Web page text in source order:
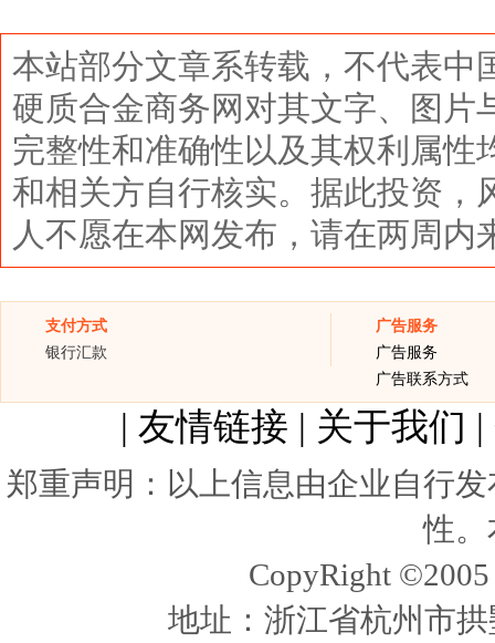
本站部分文章系转载，不代表中
硬质合金商务网对其文字、图片
完整性和准确性以及其权利属
和相关方自行核实。据此投资，
人不愿在本网发布，请在两周内
支付方式
银行汇款
广告服务
广告服务
广告联系方式
| 友情链接 | 关于我们 |
郑重声明：以上信息由企业自行
性。
CopyRight
地址：浙江省杭州市